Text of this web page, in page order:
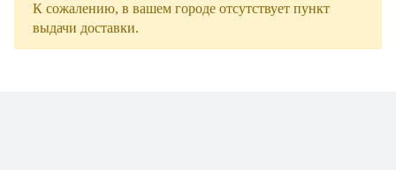
К сожалению, в вашем городе отсутствует пункт
выдачи доставки.